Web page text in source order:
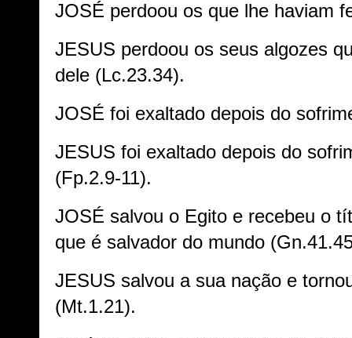
JOSÉ perdoou os que lhe haviam
JESUS perdoou os seus algozes
dele (Lc.23.34).
JOSÉ foi exaltado depois do
JESUS foi exaltado depois do
(Fp.2.9-11).
JOSÉ salvou o Egito e recebeu o
que é salvador do mundo
JESUS salvou a sua nação e
(Mt.1.21).